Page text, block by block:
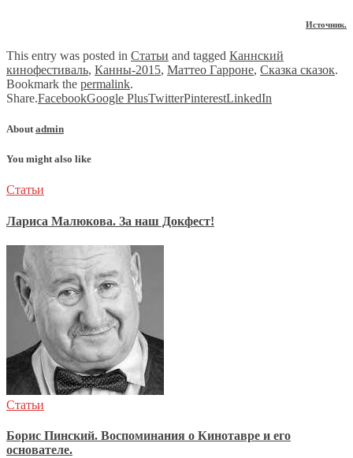
Источник.
This entry was posted in Статьи and tagged Каннский
кинофестиваль, Канны-2015, Маттео Гарроне, Сказка сказок.
Bookmark the permalink.
Share.FacebookGoogle PlusTwitterPinterestLinkedIn
About admin
You might also like
Статьи
Лариса Малюкова. За наш Докфест!
Статьи
Борис Пинский. Воспоминания о Кинотавре и его
основателе.